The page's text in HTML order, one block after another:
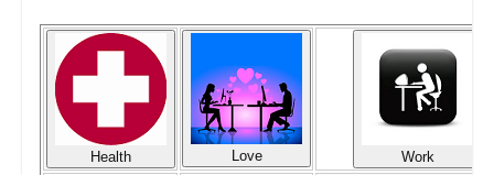
Health Love Work